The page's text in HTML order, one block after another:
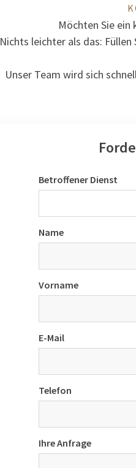
Möchten Sie
Nichts leichter als das:
Unser Team wird sich
Betroffener Dienst
Name
Vorname
E-Mail
Telefon
Ihre Anfrage